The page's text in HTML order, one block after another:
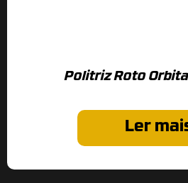
Politriz Roto
Ler